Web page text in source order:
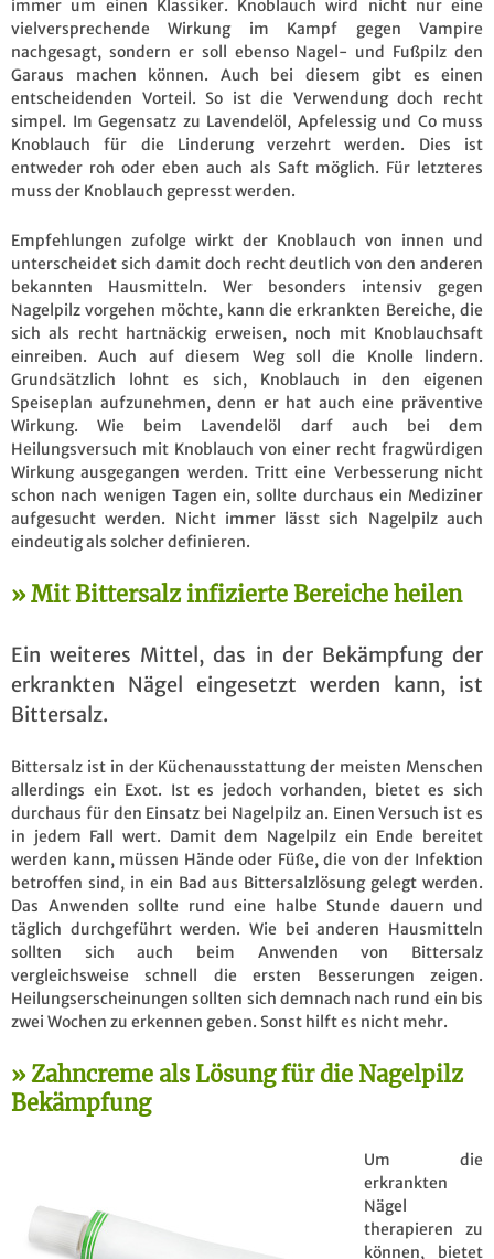
immer um einen Klassiker. Knoblauch wird nicht nur eine
vielversprechende Wirkung im Kampf gegen Vampire
nachgesagt, sondern er soll ebenso Nagel- und Fußpilz den
Garaus machen können. Auch bei diesem gibt es einen
entscheidenden Vorteil. So ist die Verwendung doch recht
simpel. Im Gegensatz zu Lavendelöl, Apfelessig und Co muss
Knoblauch für die Linderung verzehrt werden. Dies ist
entweder roh oder eben auch als Saft möglich. Für letzteres
muss der Knoblauch gepresst werden.
Empfehlungen zufolge wirkt der Knoblauch von innen und
unterscheidet sich damit doch recht deutlich von den anderen
bekannten Hausmitteln. Wer besonders intensiv gegen
Nagelpilz vorgehen möchte, kann die erkrankten Bereiche, die
sich als recht hartnäckig erweisen, noch mit Knoblauchsaft
einreiben. Auch auf diesem Weg soll die Knolle lindern.
Grundsätzlich lohnt es sich, Knoblauch in den eigenen
Speiseplan aufzunehmen, denn er hat auch eine präventive
Wirkung. Wie beim Lavendelöl darf auch bei dem
Heilungsversuch mit Knoblauch von einer recht fragwürdigen
Wirkung ausgegangen werden. Tritt eine Verbesserung nicht
schon nach wenigen Tagen ein, sollte durchaus ein Mediziner
aufgesucht werden. Nicht immer lässt sich Nagelpilz auch
eindeutig als solcher definieren.
Mit Bittersalz infizierte Bereiche heilen
Ein weiteres Mittel, das in der Bekämpfung der
erkrankten Nägel eingesetzt werden kann, ist
Bittersalz.
Bittersalz ist in der Küchenausstattung der meisten Menschen
allerdings ein Exot. Ist es jedoch vorhanden, bietet es sich
durchaus für den Einsatz bei Nagelpilz an. Einen Versuch ist es
in jedem Fall wert. Damit dem Nagelpilz ein Ende bereitet
werden kann, müssen Hände oder Füße, die von der Infektion
betroffen sind, in ein Bad aus Bittersalzlösung gelegt werden.
Das Anwenden sollte rund eine halbe Stunde dauern und
täglich durchgeführt werden. Wie bei anderen Hausmitteln
sollten sich auch beim Anwenden von Bittersalz
vergleichsweise schnell die ersten Besserungen zeigen.
Heilungserscheinungen sollten sich demnach nach rund ein bis
zwei Wochen zu erkennen geben. Sonst hilft es nicht mehr.
Zahncreme als Lösung für die Nagelpilz
Bekämpfung
Um die
erkrankten
Nägel
therapieren zu
können, bietet